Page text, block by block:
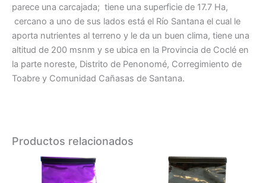
parece una carcajada; tiene una superficie de 17.7 Ha,
cercano a uno de sus lados está el Río Santana el cual le
aporta nutrientes al terreno y le da un buen clima, tiene una
altitud de 200 msnm y se ubica en la Provincia de Coclé en
la parte noreste, Distrito de Penonomé, Corregimiento de
Toabre y Comunidad Cañasas de Santana.
Productos relacionados
producto